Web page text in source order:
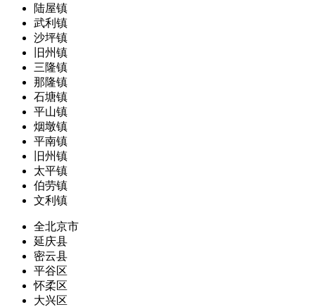
陆屋镇
武利镇
沙坪镇
旧州镇
三隆镇
那隆镇
石塘镇
平山镇
烟墩镇
平南镇
旧州镇
太平镇
伯劳镇
文利镇
全北京市
延庆县
密云县
平谷区
怀柔区
大兴区